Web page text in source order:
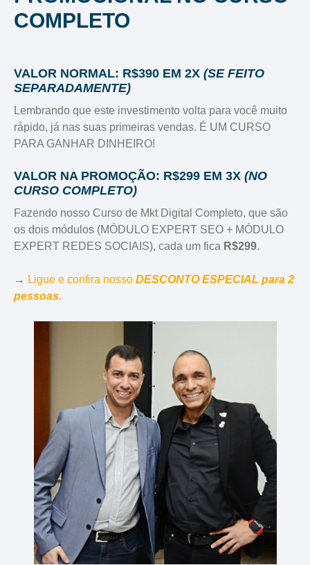
COMPLETO
VALOR NORMAL: R$390 EM 2X (SE FEITO
SEPARADAMENTE)
Lembrando que este investimento volta para você muito
rápido, já nas suas primeiras vendas. É UM CURSO
PARA GANHAR DINHEIRO!
VALOR NA PROMOÇÃO: R$299 EM 3X (NO
CURSO COMPLETO)
Fazendo nosso Curso de Mkt Digital Completo, que são
os dois módulos (MÓDULO EXPERT SEO + MÓDULO
EXPERT REDES SOCIAIS), cada um fica R$299.
→ Ligue e confira nosso DESCONTO ESPECIAL para 2
pessoas.